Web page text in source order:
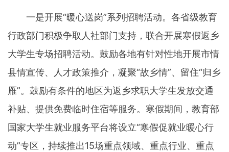
一是开展“暖心送岗”系列招聘活动。各省级教育
行政部门积极争取人社部门支持，联合开展寒假返乡
大学生专场招聘活动。鼓励各地有针对性地开展市情
县情宣传、人才政策推介，凝聚“故乡情”、留住“归乡
雁”。鼓励有条件的地区为返乡求职大学生发放交通
补贴、提供免费临时住宿等服务。寒假期间，教育部
国家大学生就业服务平台将设立“寒假促就业暖心行
动”专区，持续推出15场重点领域、重点行业、重点